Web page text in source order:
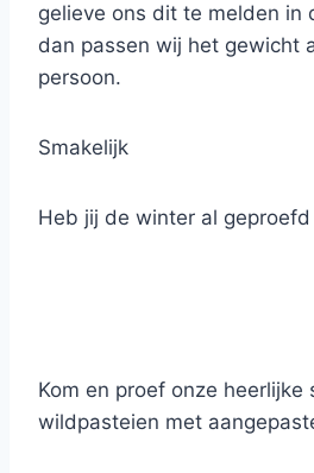
gelieve ons dit te melden in
dan passen wij het gewicht
persoon.
Smakelijk
Heb jij de winter al geproefd
Kom en proef onze heerlijke
wildpasteien met